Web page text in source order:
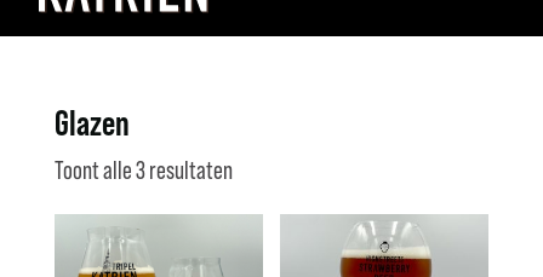
Glazen
Toont alle 3 resultaten